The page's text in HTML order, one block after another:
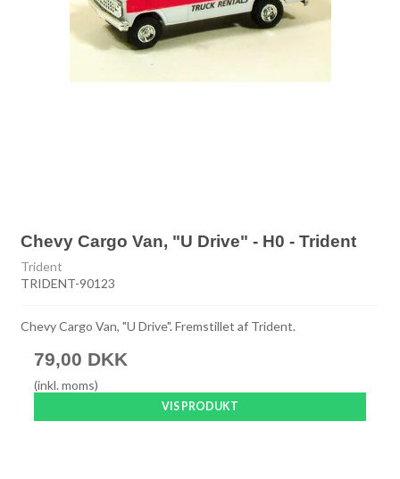
Chevy Cargo Van, "U Drive" - H0 - Trident
Trident
TRIDENT-90123
Chevy Cargo Van, "U Drive". Fremstillet af Trident.
79,00 DKK
(inkl. moms)
VIS PRODUKT